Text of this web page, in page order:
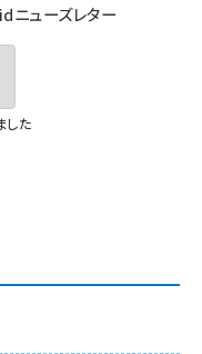
ニューズレター
した